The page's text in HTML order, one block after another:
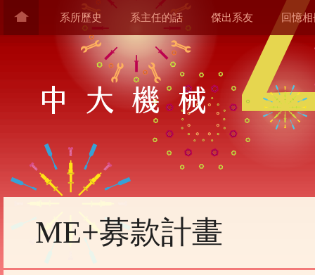
系所歷史 系主任的話 傑出系友 回憶
ME+募款計畫